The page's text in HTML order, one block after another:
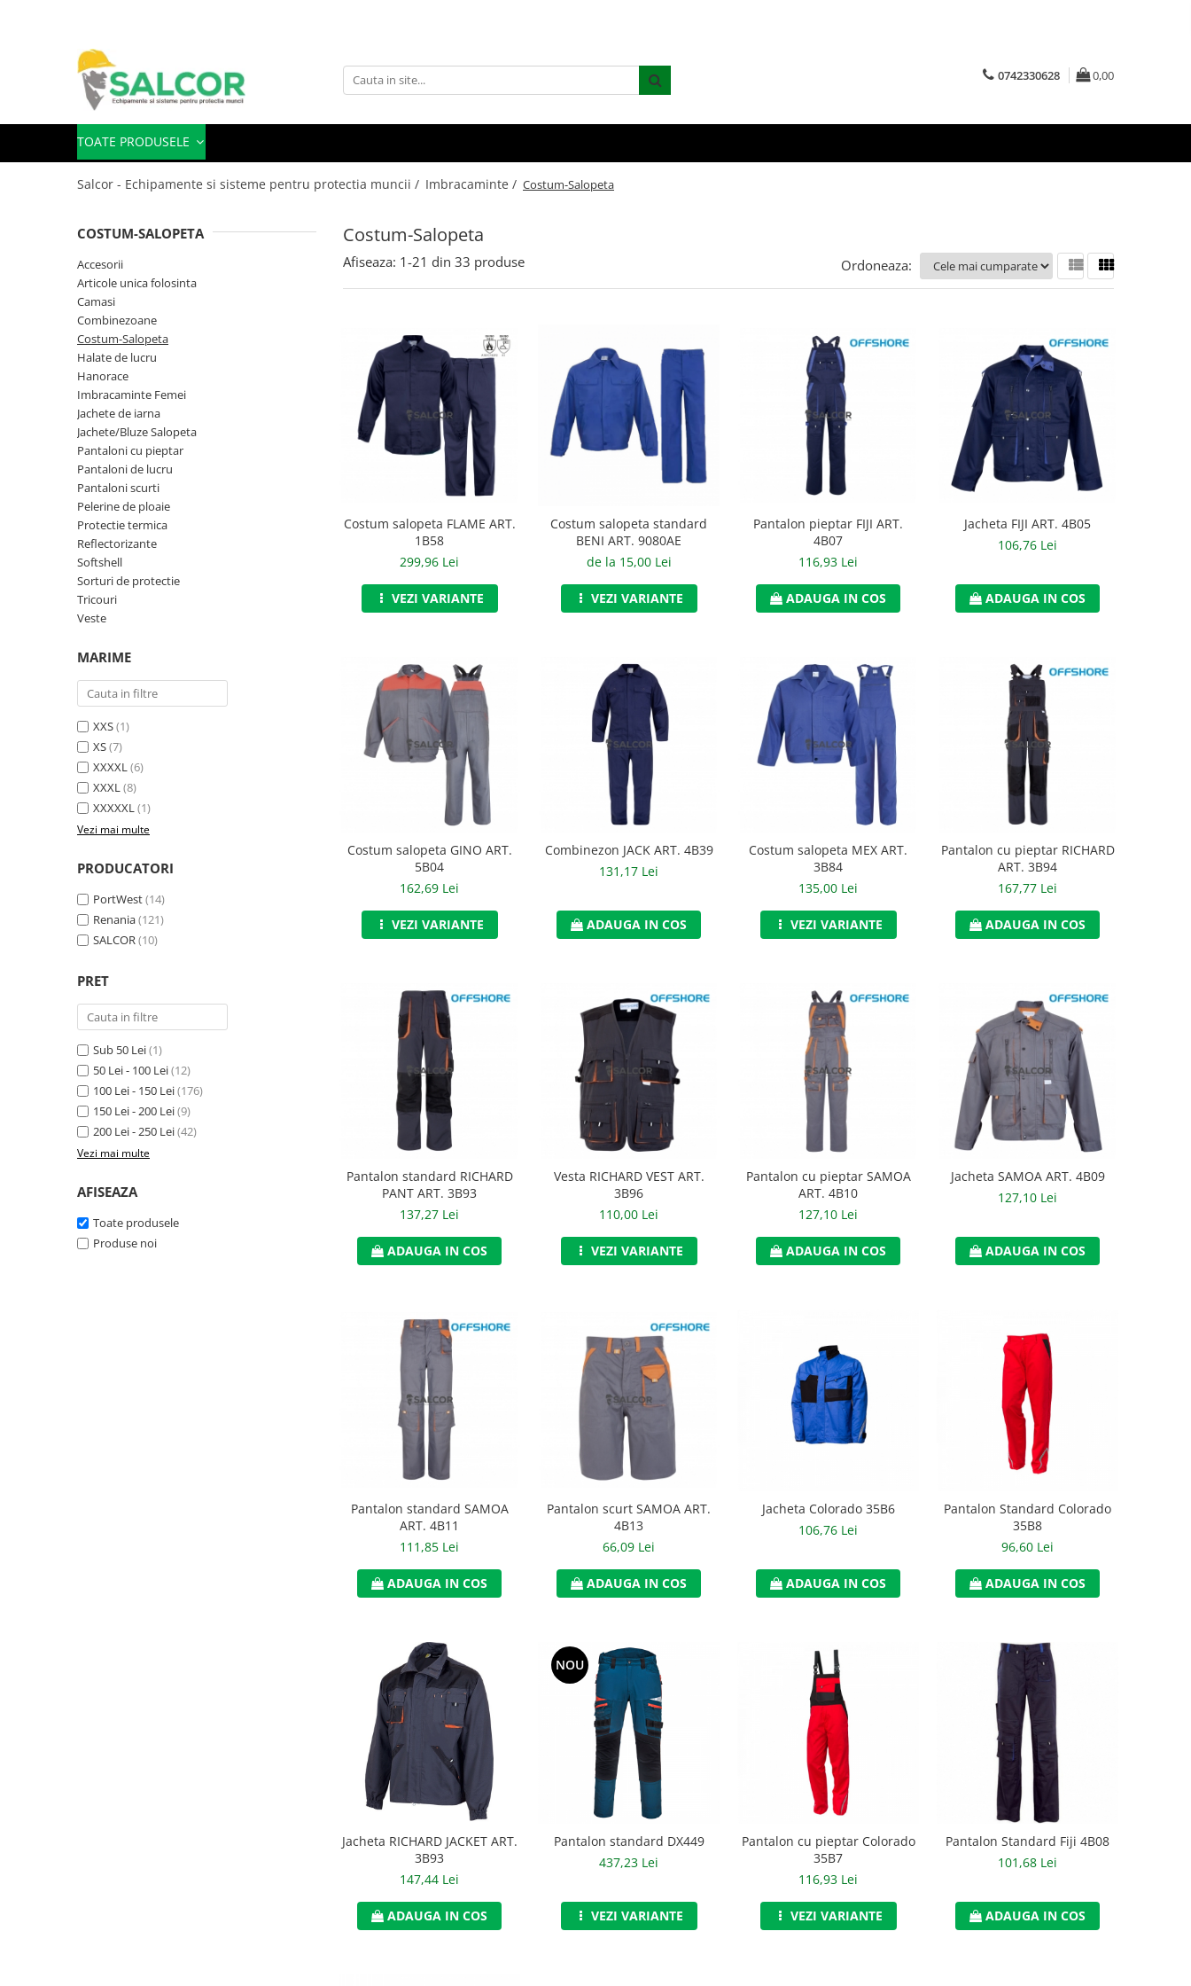
Toate Produsele
Imbracaminte
Accesorii
Articole unica folosinta
Halate de lucru
Imbracaminte Femei
Jachete de iarna
Jachete/Bluze Salopeta
Pantaloni cu pieptar
Pantaloni de lucru
Pantaloni scurti
Pelerine de ploaie
Protectie termica
Reflectorizante
Sorturi de protectie
Lucru la Inaltime
Accesorii alpinism utilitar
Carabiniere
Mijloace de legatura
Opritoare de cadere
Puncte de ancorare
Sisteme de acces in canale
Incaltaminte
Pantofi de protectie
Sandale de protectie
Cizme de protectie
0742330628 0,00
TOATE PRODUSELE
Salcor - Echipamente si sisteme pentru protectia muncii / Imbracaminte / Costum-Salopeta
Costum-Salopeta
COSTUM-SALOPETA
Accesorii
Articole unica folosinta
Camasi
Combinezoane
Costum-Salopeta
Halate de lucru
Hanorace
Imbracaminte Femei
Jachete de iarna
Jachete/Bluze Salopeta
Pantaloni cu pieptar
Pantaloni de lucru
Pantaloni scurti
Pelerine de ploaie
Protectie termica
Reflectorizante
Softshell
Sorturi de protectie
Tricouri
Veste
MARIME
XXS(1)
XS(7)
XXXXL(6)
XXXL(8)
XXXXXL(1)
Vezi mai multe
PRODUCATORI
PortWest(14)
Renania(121)
SALCOR(10)
PRET
Sub 50 Lei(1)
50 Lei - 100 Lei(12)
100 Lei - 150 Lei(176)
150 Lei - 200 Lei(9)
200 Lei - 250 Lei(42)
Vezi mai multe
AFISEAZA
Toate produsele
Produse noi
Afiseaza: 1-21 din 33 produse Ordoneaza:
Costum salopeta FLAME ART.
1B58
299,96 Lei
VEZI VARIANTE
Costum salopeta standard
BENI ART. 9080AE
de la 15,00 Lei
VEZI VARIANTE
Pantalon pieptar FIJI ART.
4B07
116,93 Lei
ADAUGA IN COS
Jacheta FIJI ART. 4B05
106,76 Lei
ADAUGA IN COS
Costum salopeta GINO ART.
5B04
162,69 Lei
VEZI VARIANTE
Combinezon JACK ART. 4B39
131,17 Lei
ADAUGA IN COS
Costum salopeta MEX ART.
3B84
135,00 Lei
VEZI VARIANTE
Pantalon cu pieptar RICHARD
ART. 3B94
167,77 Lei
ADAUGA IN COS
Pantalon standard RICHARD
PANT ART. 3B93
137,27 Lei
ADAUGA IN COS
Vesta RICHARD VEST ART.
3B96
110,00 Lei
VEZI VARIANTE
Pantalon cu pieptar SAMOA
ART. 4B10
127,10 Lei
ADAUGA IN COS
Jacheta SAMOA ART. 4B09
127,10 Lei
ADAUGA IN COS
Pantalon standard SAMOA
ART. 4B11
111,85 Lei
ADAUGA IN COS
Pantalon scurt SAMOA ART.
4B13
66,09 Lei
ADAUGA IN COS
Jacheta Colorado 35B6
106,76 Lei
ADAUGA IN COS
Pantalon Standard Colorado
35B8
96,60 Lei
ADAUGA IN COS
Jacheta RICHARD JACKET ART.
3B93
147,44 Lei
ADAUGA IN COS
NOU
Pantalon standard DX449
437,23 Lei
VEZI VARIANTE
Pantalon cu pieptar Colorado
35B7
116,93 Lei
VEZI VARIANTE
Pantalon Standard Fiji 4B08
101,68 Lei
ADAUGA IN COS